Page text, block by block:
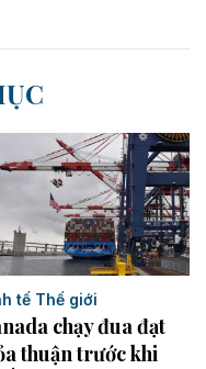
tế Thế giới
chạy đua đạt
thuận trước khi